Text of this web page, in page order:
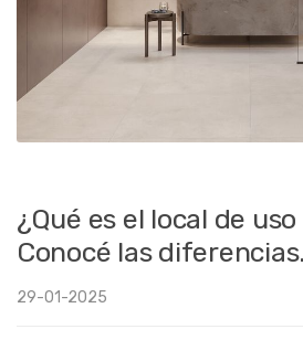
¿Qué es el local de
Conocé las diferencias.
29-01-2025